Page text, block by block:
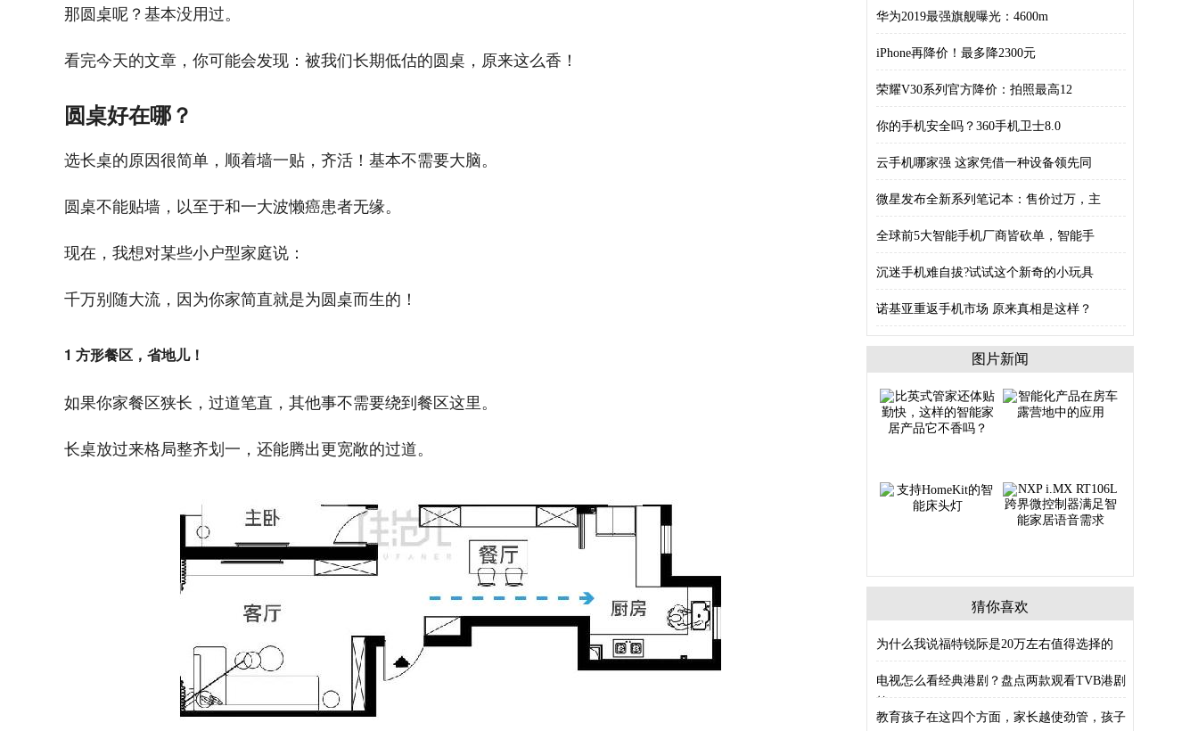
那圆桌呢？基本没用过。
看完今天的文章，你可能会发现：被我们长期低估的圆桌，原来这么香！
圆桌好在哪？
选长桌的原因很简单，顺着墙一贴，齐活！基本不需要大脑。
圆桌不能贴墙，以至于和一大波懒癌患者无缘。
现在，我想对某些小户型家庭说：
千万别随大流，因为你家简直就是为圆桌而生的！
1 方形餐区，省地儿！
如果你家餐区狭长，过道笔直，其他事不需要绕到餐区这里。
长桌放过来格局整齐划一，还能腾出更宽敞的过道。
华为2019最强旗舰曝光：4600m
iPhone再降价！最多降2300元
荣耀V30系列官方降价：拍照最高12
你的手机安全吗？360手机卫士8.0
云手机哪家强 这家凭借一种设备领先同
微星发布全新系列笔记本：售价过万，主
全球前5大智能手机厂商皆砍单，智能手
沉迷手机难自拔?试试这个新奇的小玩具
诺基亚重返手机市场 原来真相是这样？
图片新闻
猜你喜欢
为什么我说福特锐际是20万左右值得选择的
SU
电视怎么看经典港剧？盘点两款观看TVB港剧
软
教育孩子在这四个方面，家长越使劲管，孩子